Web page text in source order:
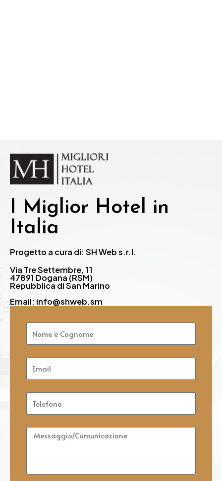
I Miglior Hotel in
Italia
Progetto a cura di: SH Web s.r.l.
Via Tre Settembre, 11
47891 Dogana (RSM)
Repubblica di San Marino
Email: info@shweb.sm
Nome
e
Cognome
Email
Telefono
Messaggio/Comunicazione